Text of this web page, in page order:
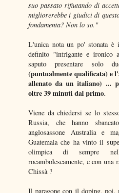
suo passato rifiutando di
migliorerebbe i giudici di
fondamenta? Non lo so."
L'unica nota un po' stonata è
definito "intrigante e ironico
saputo presentare solo
(puntualmente qualificata) e
allenato da un italiano) ...
oltre 39 minuti dal primo.
Viene da chiedersi se lo
Russia, che hanno
anglosassone Australia e
Guatemala che ha vinto il
olimpica di sempre
rocambolescamente, e con
Chissà ?
Il paragone con il doping, poi,